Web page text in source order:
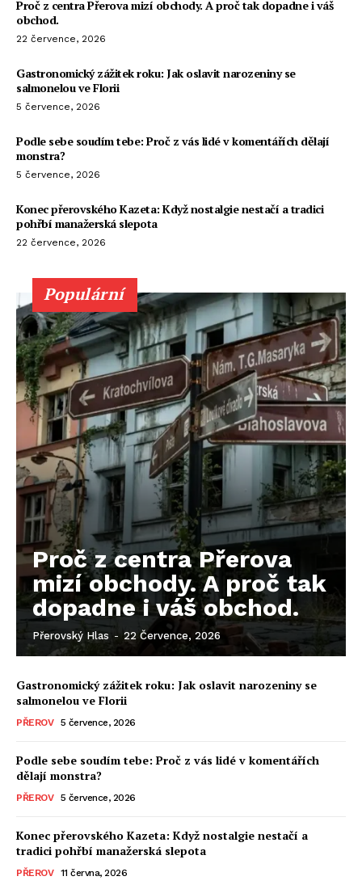
Proč z centra Přerova mizí obchody. A proč tak dopadne i váš
obchod.
22 července, 2026
Gastronomický zážitek roku: Jak oslavit narozeniny se
salmonelou ve Florii
5 července, 2026
Podle sebe soudím tebe: Proč z vás lidé v komentářích dělají
monstra?
5 července, 2026
Konec přerovského Kazeta: Když nostalgie nestačí a tradici
pohřbí manažerská slepota
22 července, 2026
Populární
Proč z centra Přerova
mizí obchody. A proč tak
dopadne i váš obchod.
Přerovský Hlas - 22 Července, 2026
Gastronomický zážitek roku: Jak oslavit narozeniny se
salmonelou ve Florii
PŘEROV 5 července, 2026
Podle sebe soudím tebe: Proč z vás lidé v komentářích
dělají monstra?
PŘEROV 5 července, 2026
Konec přerovského Kazeta: Když nostalgie nestačí a
tradici pohřbí manažerská slepota
PŘEROV 11 června, 2026